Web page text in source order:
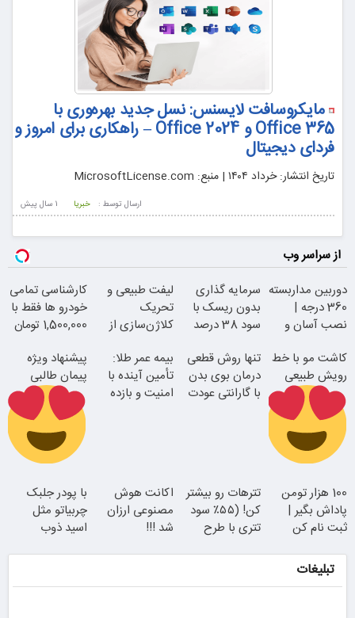
مایکروسافت لایسنس: نسل جدید بهره‌وری با
Office 365 و Office 2024 – راهکاری برای امروز و
فردای دیجیتال
تاریخ انتشار: خرداد ۱۴۰۴ | منبع: MicrosoftLicense.com
1 سال پيش ارسال توسط : خبریا
از سراسر وب
دوربین مداربسته
360 درجه |
نصب آسان و
سرمایه گذاری
بدون ریسک با
سود 38 درصد
لیفت طبیعی و
تحریک
کلاژن‌سازی از
24ماه ماندگاری
کارشناسی تمامی
خودرو ها فقط با
1,500,000 تومان
کاشت مو با خط
رویش طبیعی
بهره
تنها روش قطعی
درمان بوی بدن
با گارانتی عودت
همین الان ببین
بیمه عمر طلا:
تأمین آینده با
امنیت و بازده
پیشنهاد ویژه
پیمان طالبی
با تخفیف ویژه
100 هزار تومن
پاداش بگیر |
ثبت نام کن
تترهات رو بیشتر
کن! (۵۵٪ سود
تتری با طرح
اکانت هوش
مصنوعی ارزان
شد !!!
با پودر جلبک
چربیاتو مثل
اسید ذوب
تبلیغات